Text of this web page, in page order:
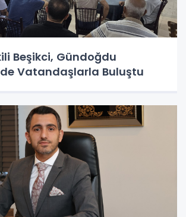
Beşikci, Gündoğdu
Vatandaşlarla Buluştu